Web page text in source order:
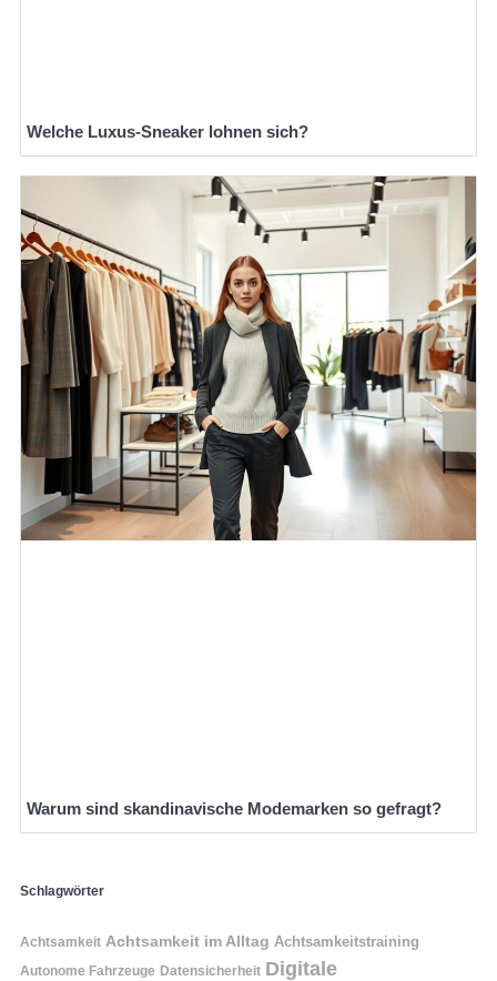
Welche Luxus-Sneaker lohnen sich?
Warum sind skandinavische Modemarken so gefragt?
Schlagwörter
Achtsamkeit Achtsamkeit im Alltag Achtsamkeitstraining
Autonome Fahrzeuge Datensicherheit Digitale